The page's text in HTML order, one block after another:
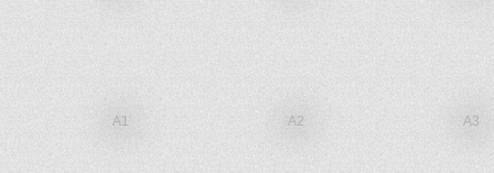
A1 A2 A3